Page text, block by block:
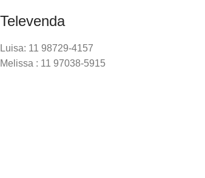
Televenda
Luisa: 11 98729-4157
Melissa : 11 97038-5915